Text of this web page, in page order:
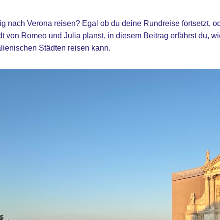
nach Verona reisen? Egal ob du deine Rundreise fortsetzt,
von Romeo und Julia planst, in diesem Beitrag erfährst du,
Städten reisen kann.